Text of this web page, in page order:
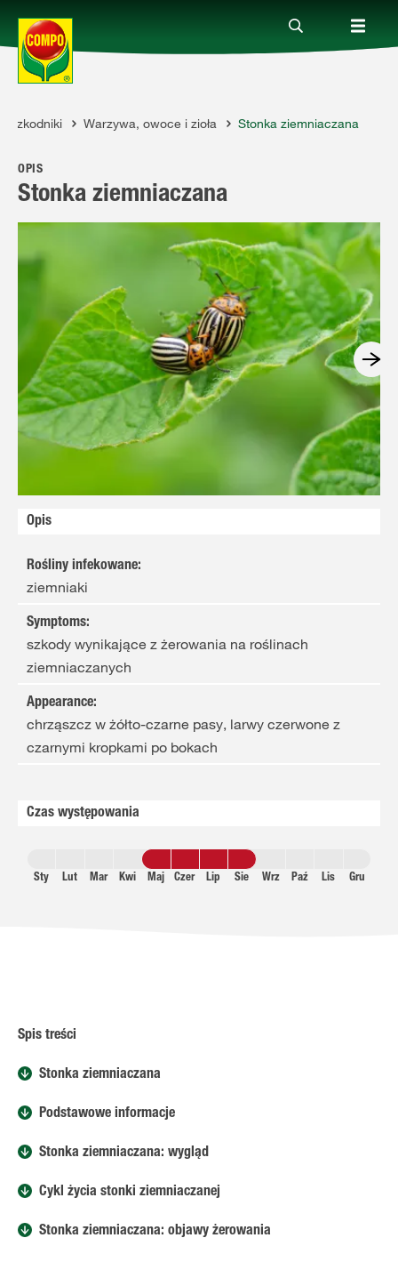
Produkty
Porady
O nas
i szkodniki Warzywa, owoce i zioła Stonka ziemniaczana
OPIS
Stonka ziemniaczana
Opis
Rośliny infekowane:
ziemniaki
Symptoms:
szkody wynikające z żerowania na roślinach
ziemniaczanych
Appearance:
chrząszcz w żółto-czarne pasy, larwy czerwone z
czarnymi kropkami po bokach
Czas występowania
Sty Lut Mar Kwi Maj Czer Lip Sie Wrz Paź Lis Gru
Spis treści
Stonka ziemniaczana
Podstawowe informacje
Stonka ziemniaczana: wygląd
Cykl życia stonki ziemniaczanej
Stonka ziemniaczana: objawy żerowania